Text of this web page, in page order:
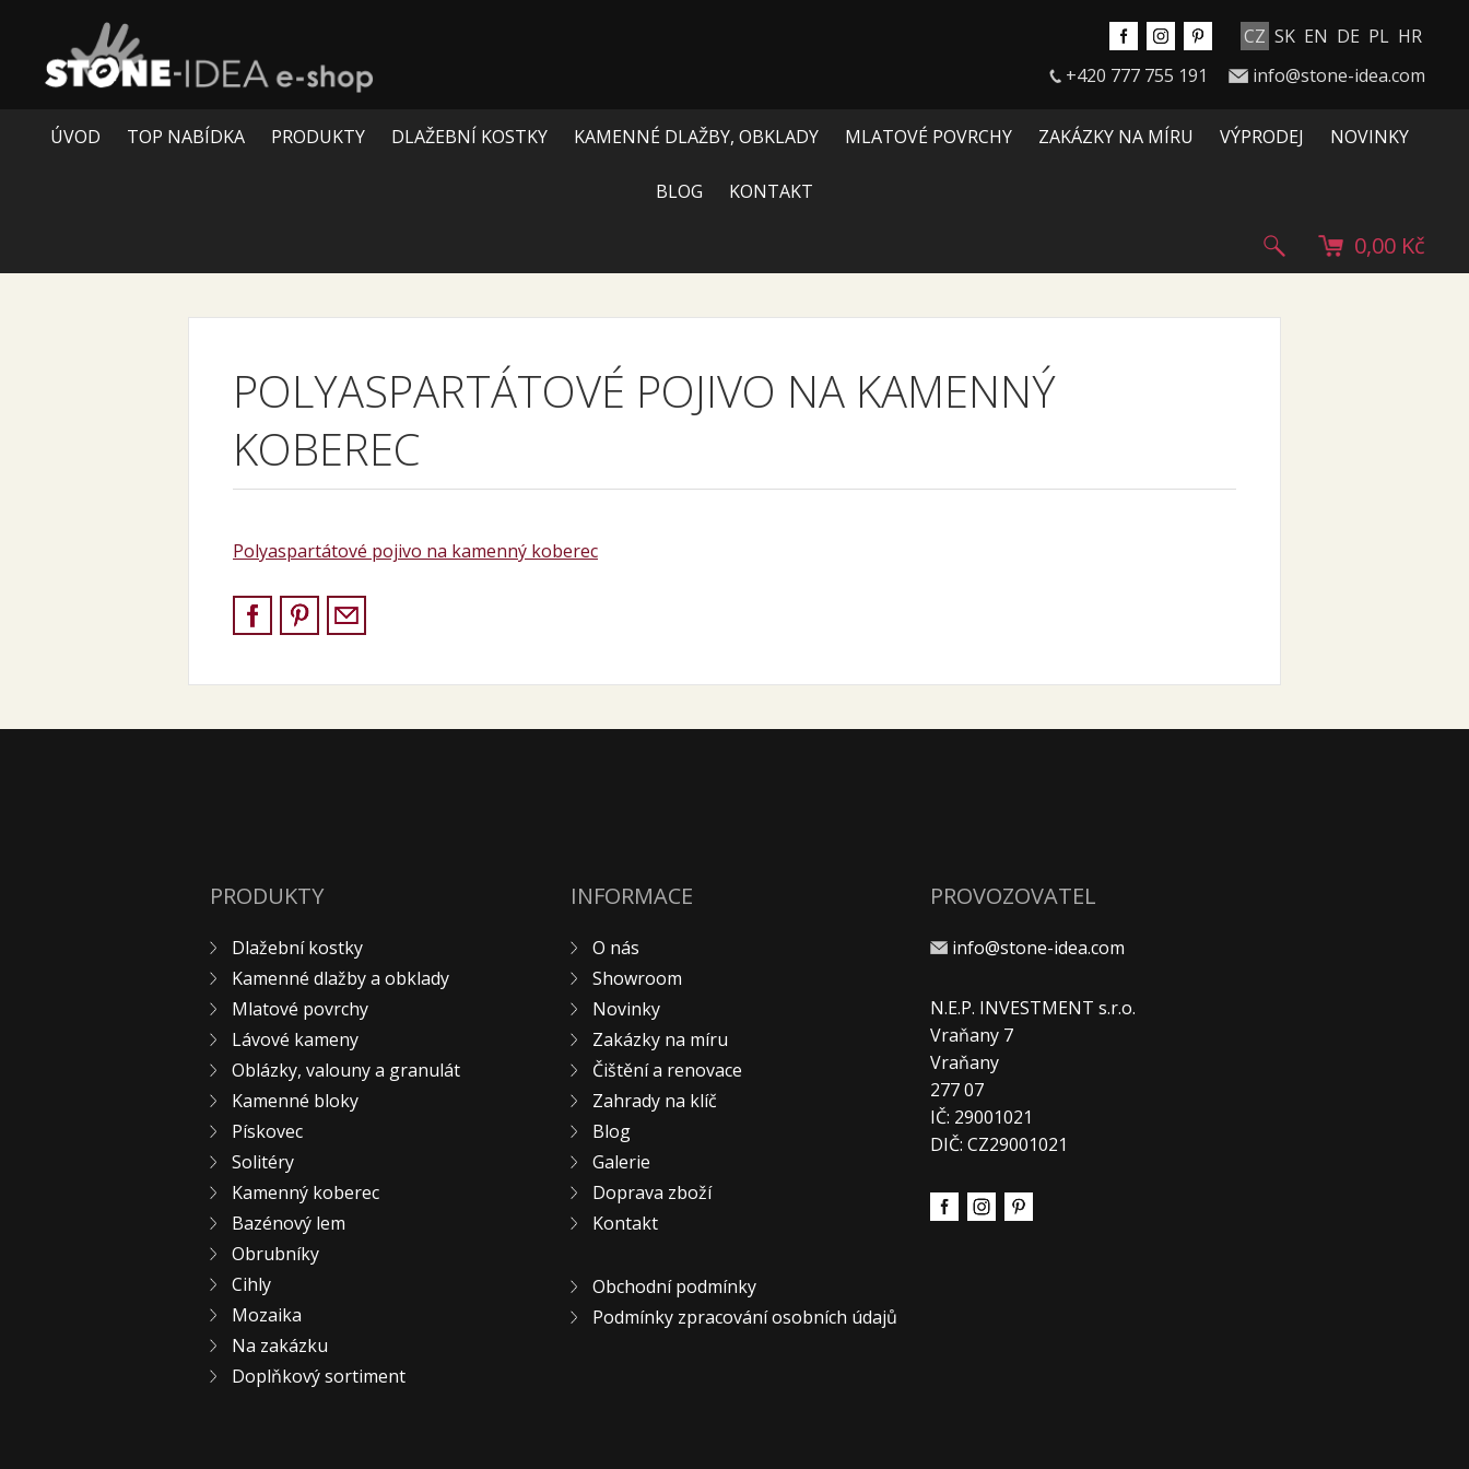
CZ SK EN DE PL HR
+420 777 755 191
info@stone-idea.com
ÚVOD TOP NABÍDKA PRODUKTY DLAŽEBNÍ KOSTKY KAMENNÉ DLAŽBY, OBKLADY MLATOVÉ POVRCHY ZAKÁZKY NA MÍRU VÝPRODEJ NOVINKY
BLOG KONTAKT
0,00 Kč
POLYASPARTÁTOVÉ POJIVO NA KAMENNÝ
KOBEREC
Polyaspartátové pojivo na kamenný koberec
PRODUKTY
Dlažební kostky
Kamenné dlažby a obklady
Mlatové povrchy
Lávové kameny
Oblázky, valouny a granulát
Kamenné bloky
Pískovec
Solitéry
Kamenný koberec
Bazénový lem
Obrubníky
Cihly
Mozaika
Na zakázku
Doplňkový sortiment
INFORMACE
O nás
Showroom
Novinky
Zakázky na míru
Čištění a renovace
Zahrady na klíč
Blog
Galerie
Doprava zboží
Kontakt
Obchodní podmínky
Podmínky zpracování osobních údajů
PROVOZOVATEL
info@stone-idea.com
N.E.P. INVESTMENT s.r.o.
Vraňany 7
Vraňany
277 07
IČ: 29001021
DIČ: CZ29001021